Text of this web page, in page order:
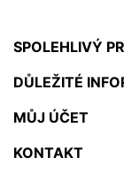
SPOLEHLIVÝ
DŮLEŽITÉ
MŮJ ÚČET
KONTAKT